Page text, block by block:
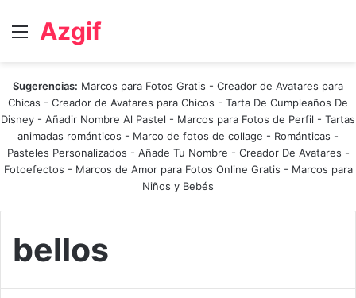
Menú
Azgif
Sugerencias: Marcos para Fotos Gratis - Creador de Avatares para
Chicas - Creador de Avatares para Chicos - Tarta De Cumpleaños De
Disney - Añadir Nombre Al Pastel - Marcos para Fotos de Perfil - Tartas
animadas románticos - Marco de fotos de collage - Románticas -
Pasteles Personalizados - Añade Tu Nombre - Creador De Avatares -
Fotoefectos - Marcos de Amor para Fotos Online Gratis - Marcos para
Niños y Bebés
bellos